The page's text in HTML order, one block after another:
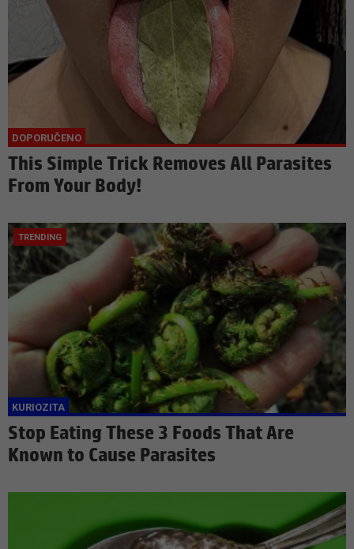
This Simple Trick Removes All Parasites
From Your Body!
Stop Eating These 3 Foods That Are
Known to Cause Parasites